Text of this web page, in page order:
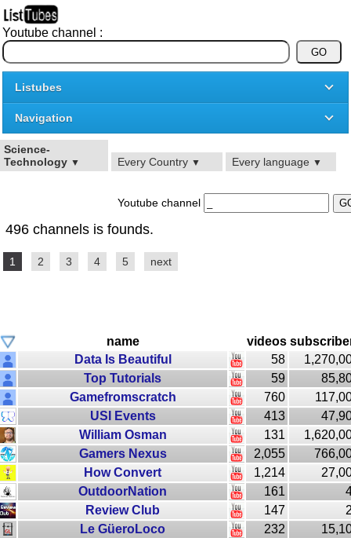
Youtube channel :
Listubes
Navigation
Science-
Technology ▼ Every Country ▼ Every language ▼
Youtube channel
496 channels is founds.
1 2 3 4 5 next
name videos
Data Is Beautiful
58
Top Tutorials
59
Gamefromscratch
760
USI Events
413
William Osman
131
Gamers Nexus
2,055
How Convert
1,214
OutdoorNation
161
Review Club
147
Le GüeroLoco
232